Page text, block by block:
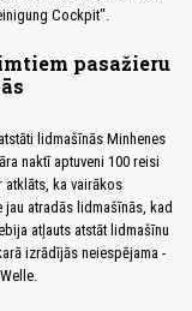
Cockpit".
pasažieru
lidmašīnās Minhenes
naktī aptuveni 100 reisi
atklāts, ka vairākos
atradās lidmašīnās, kad
atļauts atstāt lidmašīnu
izrādījās neiespējama -